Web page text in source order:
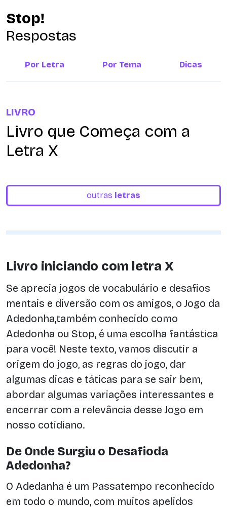
Stop!
Respostas
Por Letra Por Tema Dicas
LIVRO
Livro que Começa com a
Letra X
outras letras
Livro iniciando com letra X
Se aprecia jogos de vocabulário e desafios
mentais e diversão com os amigos, o Jogo da
Adedonha,também conhecido como
Adedonha ou Stop, é uma escolha fantástica
para você! Neste texto, vamos discutir a
origem do jogo, as regras do jogo, dar
algumas dicas e táticas para se sair bem,
abordar algumas variações interessantes e
encerrar com a relevância desse Jogo em
nosso cotidiano.
De Onde Surgiu o Desafioda
Adedonha?
O Adedanha é um Passatempo reconhecido
em todo o mundo, com muitos apelidos